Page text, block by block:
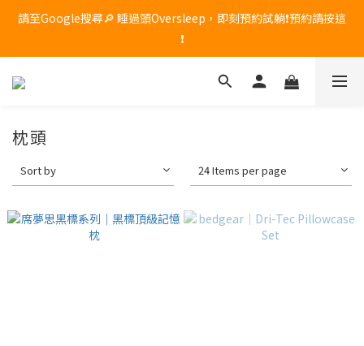
🔥 席夢思黑標頂級記憶枕限時優惠！原價 $8,800，現在享 85 折，
只到 7/31，現貨數量有限，售完為止！
請至Google搜尋🔎 睡過頭Oversleep，即刻預約試躺❗預約請按這
❗
🔥 席夢思黑標頂級記憶枕限時優惠！原價 $8,800，現在享 85 折，
枕頭
Sort by 24 Items per page